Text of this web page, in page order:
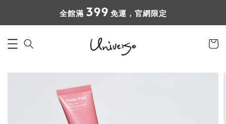
全館滿 399 免運，官網限定